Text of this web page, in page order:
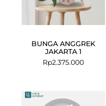
BUNGA ANGGREK
JAKARTA 1
Rp2.375.000